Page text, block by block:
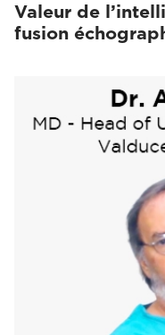
Valeur de
fusion